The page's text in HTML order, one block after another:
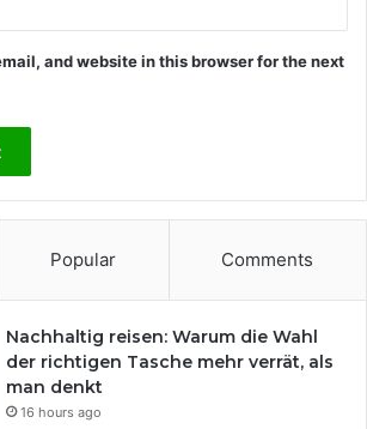
and website in this browser for the next
Popular Comments
Nachhaltig reisen: Warum die Wahl
der richtigen Tasche mehr verrät, als
man denkt
16 hours ago